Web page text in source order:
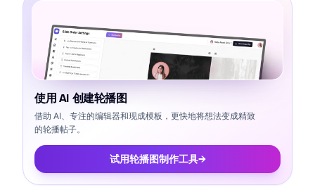
使用 AI 创建轮播图
借助 AI、专注的编辑器和现成模板，更快地将想法变成精致
的轮播帖子。
试用轮播图制作工具→